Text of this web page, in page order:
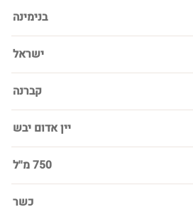
בנימינה
ישראל
קברנה
יין אדום יבש
750 מ''ל
כשר